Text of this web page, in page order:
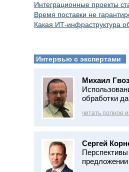
Интеграционные проекты
Время поставки не
Какая ИТ-инфраструктура
Интервью с экспертами
Михаил
обработки
читать полное
Сергей